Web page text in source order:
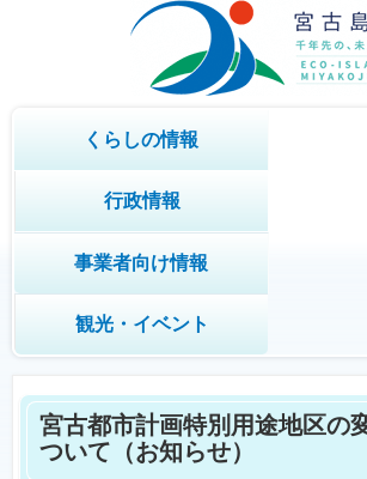
くらしの情報
行政情報
事業者向け情報
観光・イベント
宮古都市計画特別用途地区の
ついて（お知らせ）